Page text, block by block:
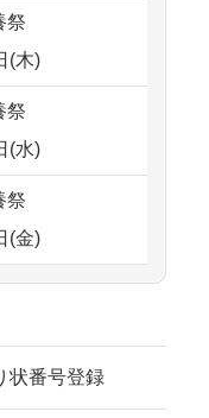
申込み
申込み
申込み
お申込み
お申込み
養したく、
ら近かったの
のですが、
だ...
込みの後、
はどうなっ
してもらえ
祭
(木)
祭
(水)
祭
(金)
祭
祭
状番号登録